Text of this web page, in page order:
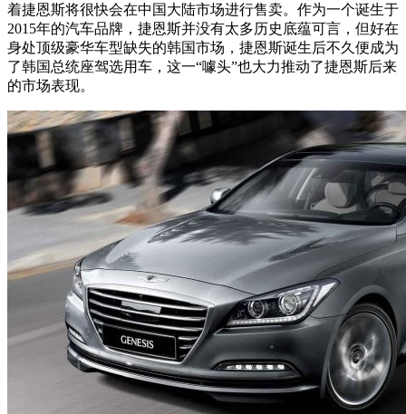
着捷恩斯将很快会在中国大陆市场进行售卖。作为一个诞生于
2015年的汽车品牌，捷恩斯并没有太多历史底蕴可言，但好在
身处顶级豪华车型缺失的韩国市场，捷恩斯诞生后不久便成为
了韩国总统座驾选用车，这一“噱头”也大力推动了捷恩斯后来
的市场表现。